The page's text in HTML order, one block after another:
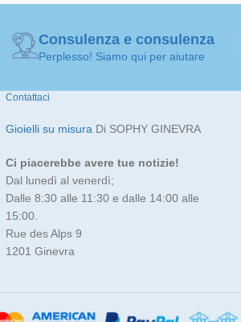
Consulenza e consulenza
Perplesso! Siamo qui per aiutare
Contattaci
Gioielli su misura Di SOPHY GINEVRA
Ci piacerebbe avere tue notizie!
Dal lunedì al venerdì;
Dalle 8:30 alle 11:30 e dalle 14:00 alle
15:00.
Rue des Alps 9
1201 Ginevra